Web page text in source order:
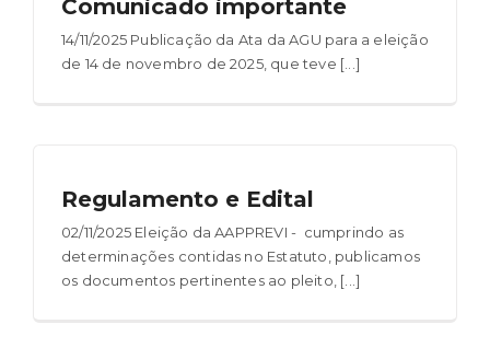
Comunicado importante
14/11/2025 Publicação da Ata da AGU para a eleição
de 14 de novembro de 2025, que teve [...]
Regulamento e Edital
02/11/2025 Eleição da AAPPREVI - cumprindo as
determinações contidas no Estatuto, publicamos
os documentos pertinentes ao pleito, [...]